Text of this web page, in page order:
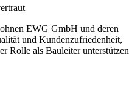
EWG GmbH und deren
und Kundenzufriedenheit,
Rolle als Bauleiter unterstützen